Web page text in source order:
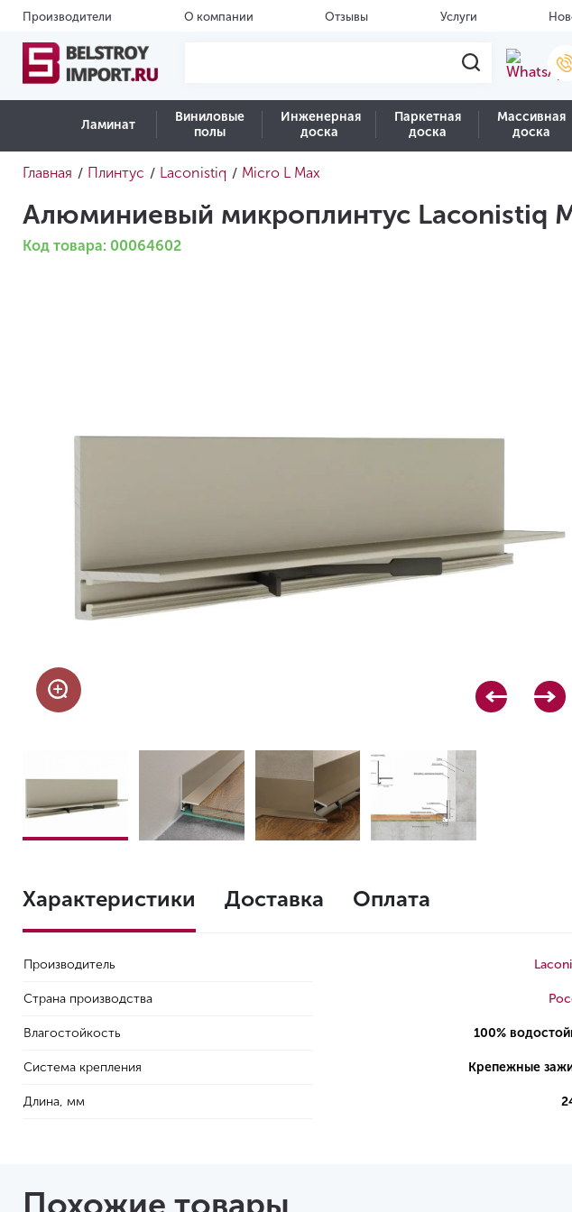
Производители О компании Отзывы Услуги
Ламинат
Виниловые
полы
Инженерная
доска
Паркетная
доска
Массивная
доска
Главная / Плинтус / Laconistiq / Micro L Max
Алюминиевый микроплинтус Laconistiq
Код товара: 00064602
Характеристики Доставка Оплата
Производитель
Страна производства
Влагостойкость 100%
Система крепления Крепежные
Длина, мм